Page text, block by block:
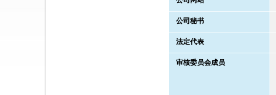
公司秘书
法定代表
审核委员会成员